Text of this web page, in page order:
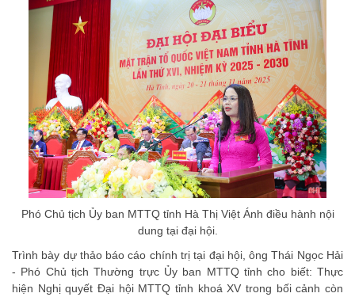
Phó Chủ tịch Ủy ban MTTQ tỉnh Hà Thị Việt Ánh điều hành nội
dung tại đại hội.
Trình bày dự thảo báo cáo chính trị tại đại hội, ông Thái Ngọc Hải
- Phó Chủ tịch Thường trực Ủy ban MTTQ tỉnh cho biết: Thực
hiện Nghị quyết Đại hội MTTQ tỉnh khoá XV trong bối cảnh còn